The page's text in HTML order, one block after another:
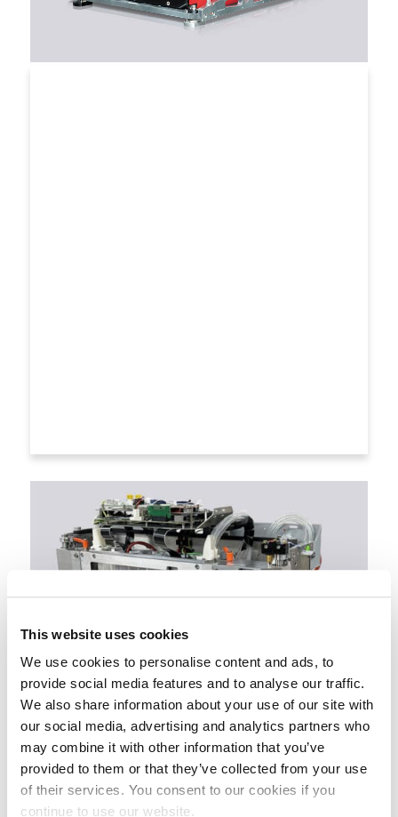
This website uses cookies
We use cookies to personalise content and ads, to
provide social media features and to analyse our traffic.
We also share information about your use of our site with
our social media, advertising and analytics partners who
may combine it with other information that you’ve
provided to them or that they’ve collected from your use
of their services. You consent to our cookies if you
continue to use our website.